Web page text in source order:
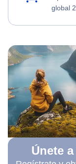
global
Únete